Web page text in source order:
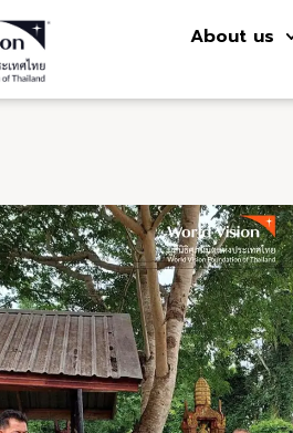
About us